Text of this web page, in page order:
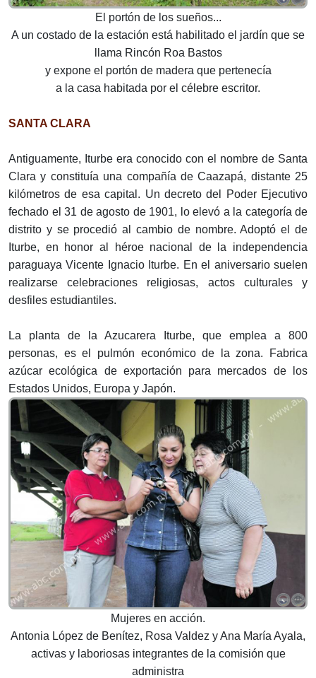
El portón de los sueños...
A un costado de la estación está habilitado el jardín que se
llama Rincón Roa Bastos
y expone el portón de madera que pertenecía
a la casa habitada por el célebre escritor.
SANTA CLARA
Antiguamente, Iturbe era conocido con el nombre de Santa
Clara y constituía una compañía de Caazapá, distante 25
kilómetros de esa capital. Un decreto del Poder Ejecutivo
fechado el 31 de agosto de 1901, lo elevó a la categoría de
distrito y se procedió al cambio de nombre. Adoptó el de
Iturbe, en honor al héroe nacional de la independencia
paraguaya Vicente Ignacio Iturbe. En el aniversario suelen
realizarse celebraciones religiosas, actos culturales y
desfiles estudiantiles.
La planta de la Azucarera Iturbe, que emplea a 800
personas, es el pulmón económico de la zona. Fabrica
azúcar ecológica de exportación para mercados de los
Estados Unidos, Europa y Japón.
Mujeres en acción.
Antonia López de Benítez, Rosa Valdez y Ana María Ayala,
activas y laboriosas integrantes de la comisión que
administra